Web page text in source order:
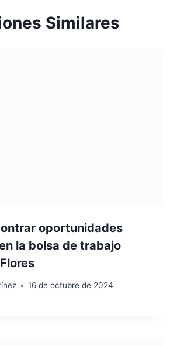
Similares
oportunidades
la bolsa de trabajo
16 de octubre de 2024